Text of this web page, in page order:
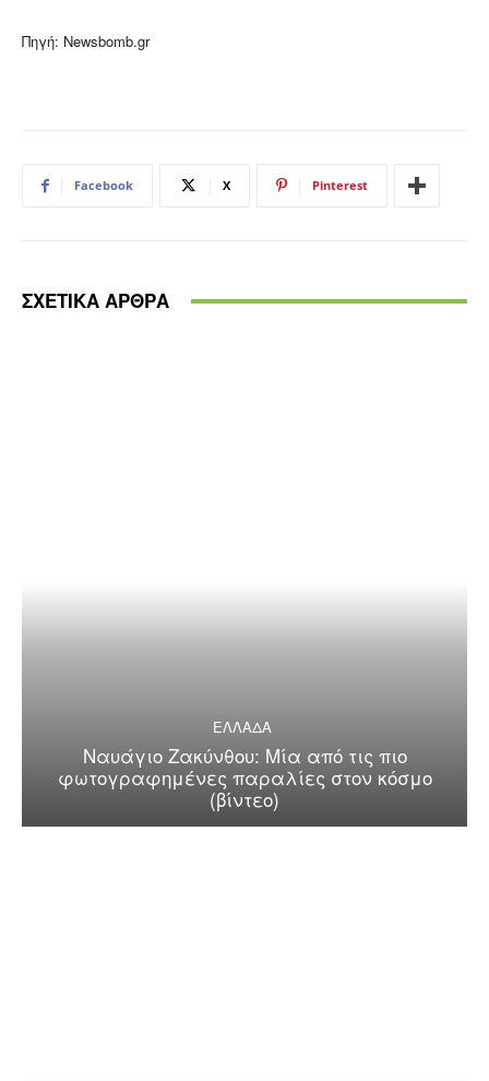
Πηγή: Newsbomb.gr
Facebook X Pinterest
ΣΧΕΤΙΚΑ ΑΡΘΡΑ
ΕΛΛΑΔΑ
Ναυάγιο Ζακύνθου: Μία από τις πιο
φωτογραφημένες παραλίες στον κόσμο
(βίντεο)